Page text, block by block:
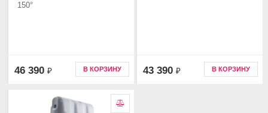
150°
46 390 ₽ В КОРЗИНУ 43 390 ₽ В КОРЗИНУ